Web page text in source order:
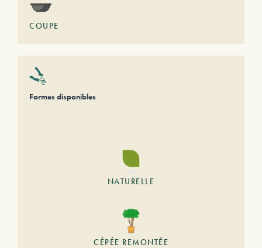
COUPE
Formes disponibles
NATURELLE
CÉPÉE REMONTÉE